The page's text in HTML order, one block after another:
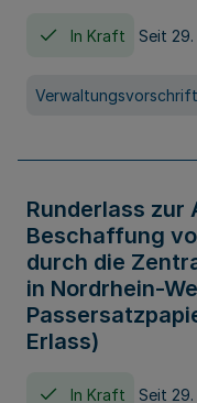
In Kraft Seit
Verwaltungsvorschrift
Runderlass zur
Beschaffung
durch die
in Nordrhein-
Erlass)
In Kraft Seit